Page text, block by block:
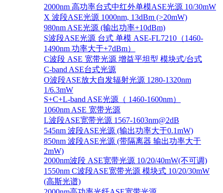
2000nm 高功率台式中红外单模ASE光源 10/30mW
X 波段ASE光源 1000nm, 13dBm (>20mW)
980nm ASE光源 (输出功率+10dBm)
S波段ASE光源 台式 单模 ASE-FL7210（1460-
1490nm 功率大于+7dBm）
C波段 ASE 宽带光源 增益平坦型 模块式/台式
C-band ASE台式光源
O波段ASE放大自发辐射光源 1280-1320nm
1/6.3mW
S+C+L-band ASE光源（ 1460-1600nm）
1060nm ASE 宽带光源
L波段ASE宽带光源 1567-1603nm@2dB
545nm 波段ASE光源 (输出功率大于0.1mW)
850nm 波段ASE光源 (带隔离器 输出功率大于
2mW)
2000nm波段 ASE宽带光源 10/20/40mW(不可调)
1550nm C波段ASE宽带光源 模块式 10/20/30mW
(高斯光谱)